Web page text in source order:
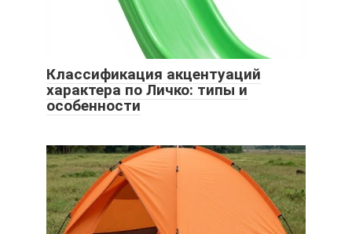
Классификация акцентуаций
характера по Личко: типы и
особенности